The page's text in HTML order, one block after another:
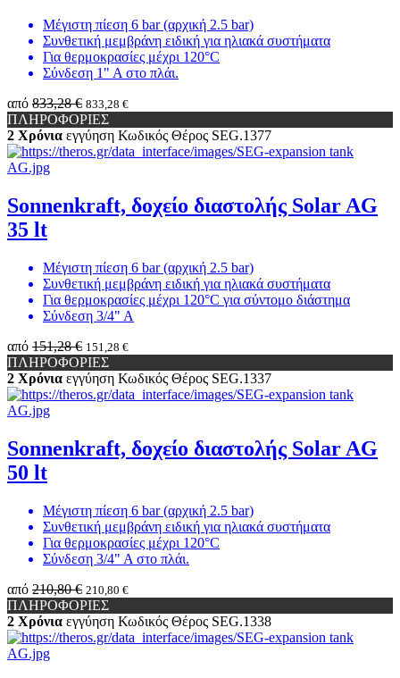
Μέγιστη πίεση 6 bar (αρχική 2.5 bar)
Συνθετική μεμβράνη ειδική για ηλιακά συστήματα
Για θερμοκρασίες μέχρι 120°C
Σύνδεση 1" Α στο πλάι.
από 833,28 € 833,28 €
ΠΛΗΡΟΦΟΡΙΕΣ
2 Χρόνια εγγύηση Κωδικός Θέρος SEG.1377
Sonnenkraft, δοχείο διαστολής Solar AG
35 lt
Μέγιστη πίεση 6 bar (αρχική 2.5 bar)
Συνθετική μεμβράνη ειδική για ηλιακά συστήματα
Για θερμοκρασίες μέχρι 120°C για σύντομο διάστημα
Σύνδεση 3/4" Α
από 151,28 € 151,28 €
ΠΛΗΡΟΦΟΡΙΕΣ
2 Χρόνια εγγύηση Κωδικός Θέρος SEG.1337
Sonnenkraft, δοχείο διαστολής Solar AG
50 lt
Μέγιστη πίεση 6 bar (αρχική 2.5 bar)
Συνθετική μεμβράνη ειδική για ηλιακά συστήματα
Για θερμοκρασίες μέχρι 120°C
Σύνδεση 3/4" Α στο πλάι.
από 210,80 € 210,80 €
ΠΛΗΡΟΦΟΡΙΕΣ
2 Χρόνια εγγύηση Κωδικός Θέρος SEG.1338